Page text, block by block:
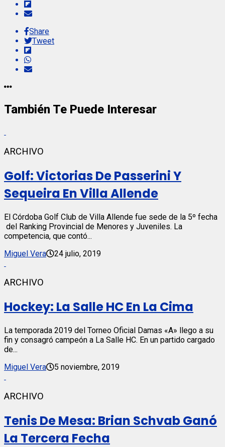
Share
Tweet
También Te Puede Interesar
ARCHIVO
Golf: Victorias De Passerini Y
Sequeira En Villa Allende
El Córdoba Golf Club de Villa Allende fue sede de la 5º fecha
del Ranking Provincial de Menores y Juveniles. La
competencia, que contó...
Miguel Vera
24 julio, 2019
ARCHIVO
Hockey: La Salle HC En La Cima
La temporada 2019 del Torneo Oficial Damas «A» llego a su
fin y consagró campeón a La Salle HC. En un partido cargado
de...
Miguel Vera
5 noviembre, 2019
ARCHIVO
Tenis De Mesa: Brian Schvab Ganó
La Tercera Fecha